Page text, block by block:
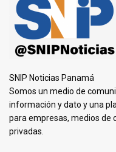
SNIP Noticias Panamá
Somos un medio de
información y dato y una
para empresas, medios de
privadas.